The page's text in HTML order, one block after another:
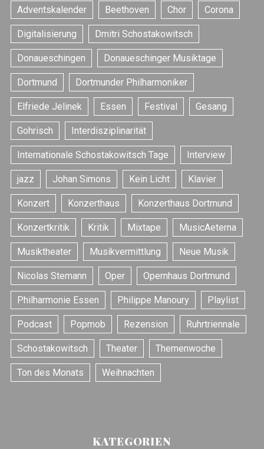
Adventskalender Beethoven Chor Corona
Digitalisierung Dmitri Schostakowitsch
Donaueschingen Donaueschinger Musiktage
Dortmund Dortmunder Philharmoniker
Elfriede Jelinek Essen Festival Gesang
Gohrisch Interdisziplinarität
Internationale Schostakowitsch Tage Interview
jazz Johan Simons Kein Licht Klavier
Konzert Konzerthaus Konzerthaus Dortmund
Konzertkritik Kritik Mixtape MusicAeterna
Musiktheater Musikvermittlung Neue Musik
Nicolas Stemann Oper Opernhaus Dortmund
Philharmonie Essen Philippe Manoury Playlist
Podcast Popmob Rezension Ruhrtriennale
Schostakowitsch Theater Themenwoche
Ton des Monats Weihnachten
KATEGORIEN